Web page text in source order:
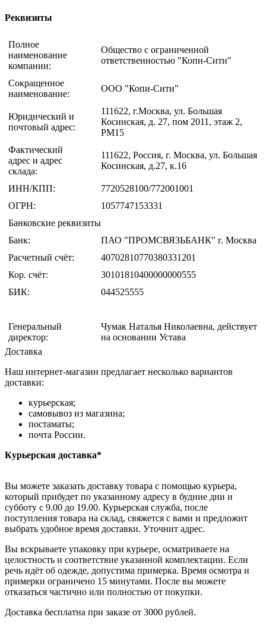
Реквизиты
Полное
наименование
компании:
Общество с ограниченной
ответственностью "Копи-Сити"
Сокращенное
наименование:
ООО "Копи-Сити"
Юридический и
почтовый адрес:
111622, г.Москва, ул. Большая
Косинская, д. 27, пом 2011, этаж 2,
РМ15
Фактический
адрес и адрес
склада:
111622, Россия, г. Москва, ул. Большая
Косинская, д.27, к.16
ИНН/КПП:
7720528100/772001001
ОГРН:
1057747153331
Банковские реквизиты
Банк:
ПАО "ПРОМСВЯЗЬБАНК" г. Москва
Расчетный счёт:
40702810770380331201
Кор. счёт:
30101810400000000555
БИК:
044525555
Генеральный
директор:
Чумак Наталья Николаевна, действует
на основании Устава
Доставка
Наш интернет-магазин предлагает несколько вариантов
доставки:
курьерская;
самовывоз из магазина;
постаматы;
почта России.
Курьерская доставка*
Вы можете заказать доставку товара с помощью курьера,
который прибудет по указанному адресу в будние дни и
субботу с 9.00 до 19.00. Курьерская служба, после
поступления товара на склад, свяжется с вами и предложит
выбрать удобное время доставки. Уточнит адрес.
Вы вскрываете упаковку при курьере, осматриваете на
целостность и соответствие указанной комплектации. Если
речь идёт об одежде, допустима примерка. Время осмотра и
примерки ограничено 15 минутами. После вы можете
отказаться частично или полностью от покупки.
Доставка бесплатна при заказе от 3000 рублей.